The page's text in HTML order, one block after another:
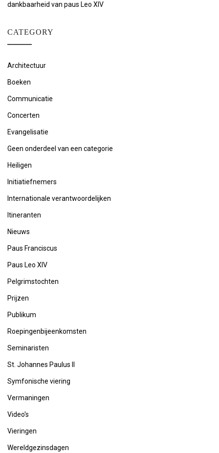
dankbaarheid van paus Leo XIV
CATEGORY
Architectuur
Boeken
Communicatie
Concerten
Evangelisatie
Geen onderdeel van een categorie
Heiligen
Initiatiefnemers
Internationale verantwoordelijken
Itineranten
Nieuws
Paus Franciscus
Paus Leo XIV
Pelgrimstochten
Prijzen
Publikum
Roepingenbijeenkomsten
Seminaristen
St. Johannes Paulus II
Symfonische viering
Vermaningen
Video's
Vieringen
Wereldgezinsdagen